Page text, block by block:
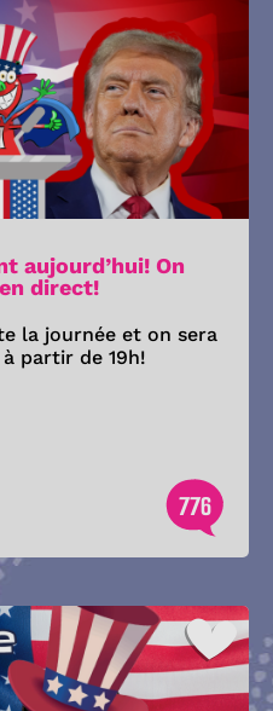
aujourd’hui! On
direct!
la journée et on sera
partir de 19h!
776